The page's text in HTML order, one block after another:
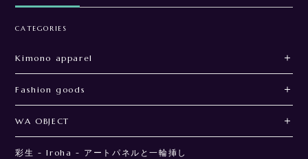
CATEGORIES
Kimono apparel
Fashion goods
WA OBJECT
彩生 - Iroha - アートパネルと一輪挿し